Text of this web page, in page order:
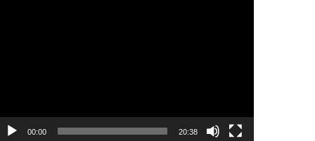
00:00 20:38